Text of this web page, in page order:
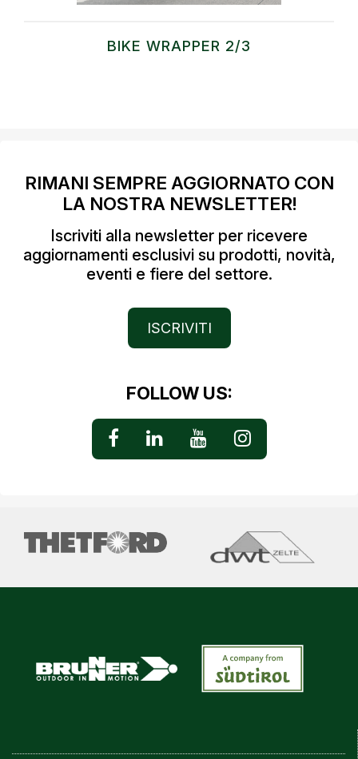
BIKE WRAPPER 2/3
RIMANI SEMPRE AGGIORNATO CON
LA NOSTRA NEWSLETTER!
Iscriviti alla newsletter per ricevere
aggiornamenti esclusivi su prodotti, novità,
eventi e fiere del settore.
ISCRIVITI
FOLLOW US: